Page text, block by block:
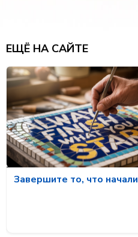
ЕЩЁ НА САЙТЕ
Завершите то, что начали